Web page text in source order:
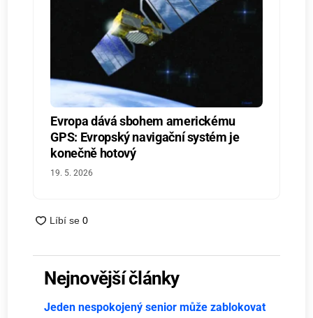
Evropa dává sbohem americkému
GPS: Evropský navigační systém je
konečně hotový
19. 5. 2026
Nejnovější články
Jeden nespokojený senior může zablokovat